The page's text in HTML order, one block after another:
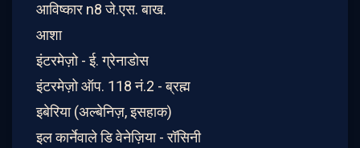
आविष्कार n8 जे.एस. बाख.
आशा
इंटरमेज़ो - ई. ग्रेनाडोस
इंटरमेज़ो ऑप. 118 नं.2 - ब्रह्म
इबेरिया (अल्बेनिज़, इसहाक)
इल कार्नेवाले डि वेनेज़िया - रॉसिनी